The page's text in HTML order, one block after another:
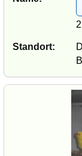
Standort: